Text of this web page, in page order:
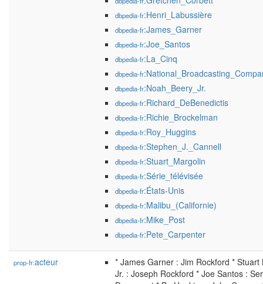
dbpedia-fr:Henri_Labussière
dbpedia-fr:James_Garner
dbpedia-fr:Joe_Santos
dbpedia-fr:La_Cinq
dbpedia-fr
dbpedia-fr:Noah_Beery_Jr.
dbpedia-fr:Richard_DeBenedictis
dbpedia-fr:Richie_Brockelman
dbpedia-fr:Roy_Huggins
dbpedia-fr:Stephen_J._Cannell
dbpedia-fr:Stuart_Margolin
dbpedia-fr:Série_télévisée
dbpedia-fr:États-Unis
dbpedia-fr:Malibu_(Californie)
dbpedia-fr:Mike_Post
dbpedia-fr:Pete_Carpenter
prop-fr:acteur
* James Garner : Jim Rockford *
Jr. : Joseph Rockford * Joe Santos :